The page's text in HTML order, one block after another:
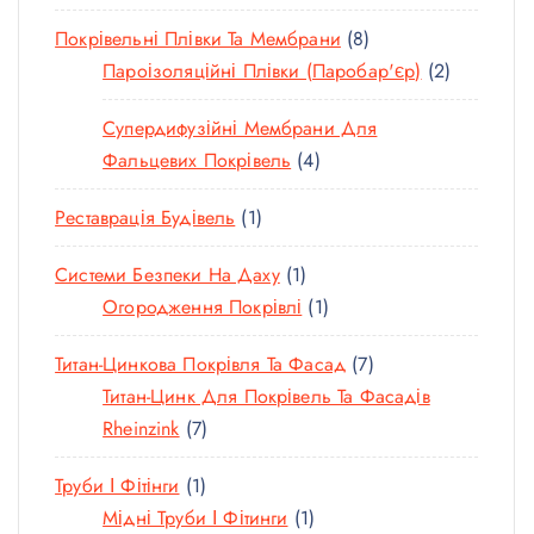
Р
І
Р
О
В
А
0
Т
О
В
А
Покрівельні Плівки Та Мембрани 88
Т
О
В
Р
Пароізоляційні Плівки (паробар'єр) 22
Т
А
Супердифузійні Мембрани Для
Фальцевих Покрівель 44
Т
В
Р
Реставрація Будівель 11
Т
О
В
А
Р
Системи Безпеки На Даху 11
Т
О
В
А
Огородження Покрівлі 11
Т
О
В
Р
Титан-Цинкова Покрівля Та Фасад 77
Т
В
Титан-Цинк Для Покрівель Та Фасадів
Rheinzink 77
Т
О
В
Труби І Фітінги 11
Т
Мідні Труби І Фітинги 11